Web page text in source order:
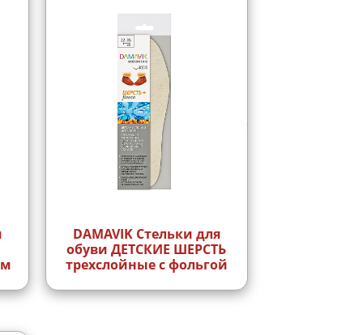
DAMAVIK Стельки для
обуви ДЕТСКИЕ ШЕРСТЬ
трехслойные с фольгой